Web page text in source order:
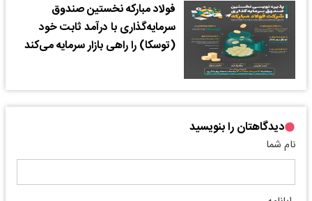
فولاد مبارکه نخستین صندوق
سرمایه‌گذاری با درآمد ثابت خود
(توسکا) را راهی بازار سرمایه می‌کند
دیدگاهتان را بنویسید
نام شما